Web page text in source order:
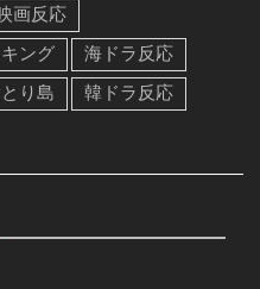
画反応
ング
海ドラ反応
り島
韓ドラ反応